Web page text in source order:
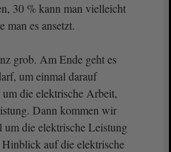
30 % kann man vielleicht
man es ansetzt.
grob. Am Ende geht es
um einmal darauf
die elektrische Arbeit,
Dann kommen wir
die elektrische Leistung
auf die elektrische